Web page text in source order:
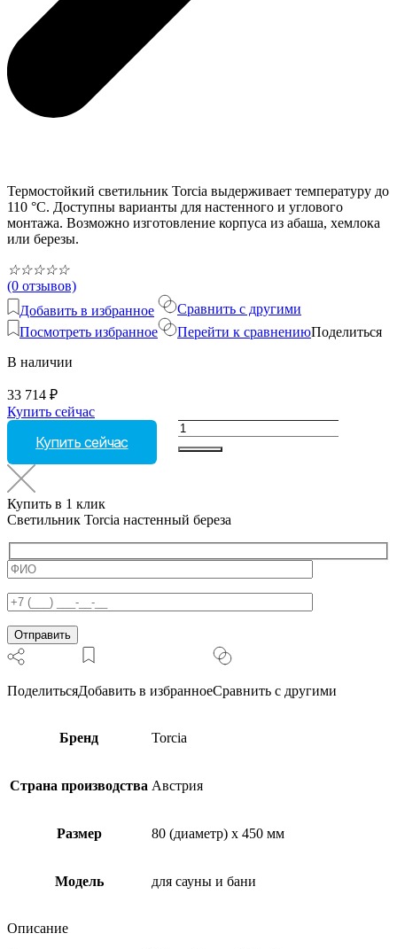
Термостойкий светильник Torcia выдерживает температуру до
110 °С. Доступны варианты для настенного и углового
монтажа. Возможно изготовление корпуса из абаша, хемлока
или березы.
☆☆☆☆☆
(0 отзывов)
Добавить в избранное
Посмотреть избранное
Сравнить с другими
Перейти к сравнениюПоделиться
В наличии
33 714 ₽
Купить сейчас
Купить сейчас
Количество
Купить в 1 клик
Светильник Torcia настенный береза
ПоделитьсяДобавить в избранноеСравнить с другими
Бренд Torcia
Страна производства Австрия
Размер 80 (диаметр) x 450 мм
Модель для сауны и бани
Описание